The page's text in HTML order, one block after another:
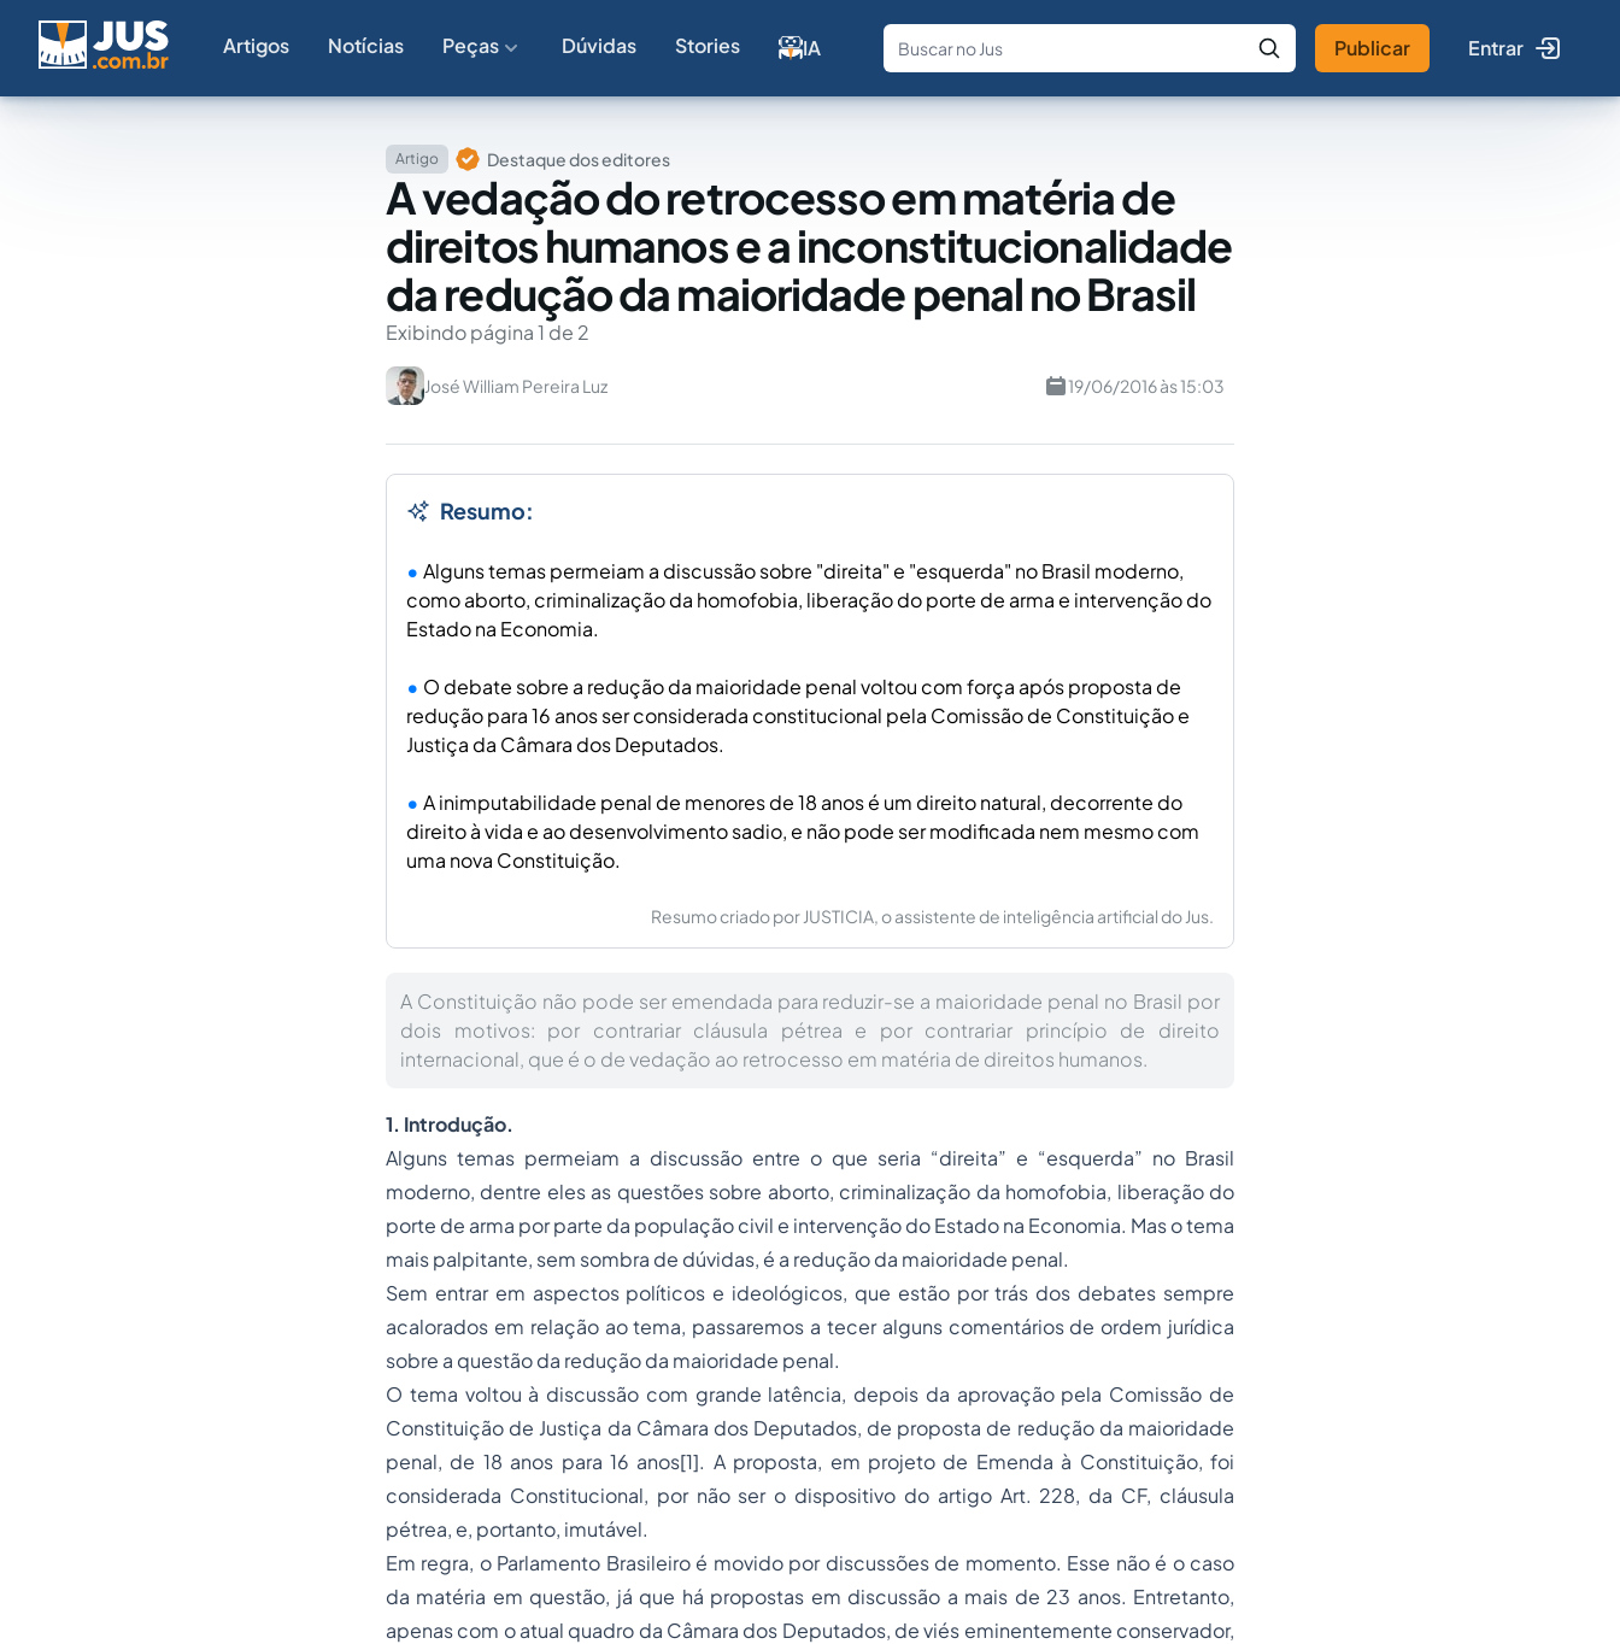
Artigos Notícias Peças Dúvidas Stories IA
Fale com a IA Buscar no Jus
Publicar Entrar
Artigo Destaque dos editores
A vedação do retrocesso em matéria de
direitos humanos e a inconstitucionalidade
da redução da maioridade penal no Brasil
Exibindo página 1 de 2
José William Pereira Luz 19/06/2016 às 15:03
Resumo:
Alguns temas permeiam a discussão sobre "direita" e "esquerda" no Brasil moderno,
como aborto, criminalização da homofobia, liberação do porte de arma e intervenção do
Estado na Economia.
O debate sobre a redução da maioridade penal voltou com força após proposta de
redução para 16 anos ser considerada constitucional pela Comissão de Constituição e
Justiça da Câmara dos Deputados.
A inimputabilidade penal de menores de 18 anos é um direito natural, decorrente do
direito à vida e ao desenvolvimento sadio, e não pode ser modificada nem mesmo com
uma nova Constituição.
Resumo criado por JUSTICIA, o assistente de inteligência artificial do Jus.
A Constituição não pode ser emendada para reduzir-se a maioridade penal no Brasil por
dois motivos: por contrariar cláusula pétrea e por contrariar princípio de direito
internacional, que é o de vedação ao retrocesso em matéria de direitos humanos.
1. Introdução.
Alguns temas permeiam a discussão entre o que seria “direita” e “esquerda” no Brasil
moderno, dentre eles as questões sobre aborto, criminalização da homofobia, liberação do
porte de arma por parte da população civil e intervenção do Estado na Economia. Mas o tema
mais palpitante, sem sombra de dúvidas, é a redução da maioridade penal.
Sem entrar em aspectos políticos e ideológicos, que estão por trás dos debates sempre
acalorados em relação ao tema, passaremos a tecer alguns comentários de ordem jurídica
sobre a questão da redução da maioridade penal.
O tema voltou à discussão com grande latência, depois da aprovação pela Comissão de
Constituição de Justiça da Câmara dos Deputados, de proposta de redução da maioridade
penal, de 18 anos para 16 anos[1]. A proposta, em projeto de Emenda à Constituição, foi
considerada Constitucional, por não ser o dispositivo do artigo Art. 228, da CF, cláusula
pétrea, e, portanto, imutável.
Em regra, o Parlamento Brasileiro é movido por discussões de momento. Esse não é o caso
da matéria em questão, já que há propostas em discussão a mais de 23 anos. Entretanto,
apenas com o atual quadro da Câmara dos Deputados, de viés eminentemente conservador,